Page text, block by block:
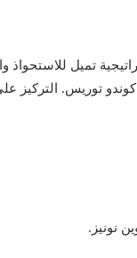
تميل للاستحواذ
توريس. التركيز